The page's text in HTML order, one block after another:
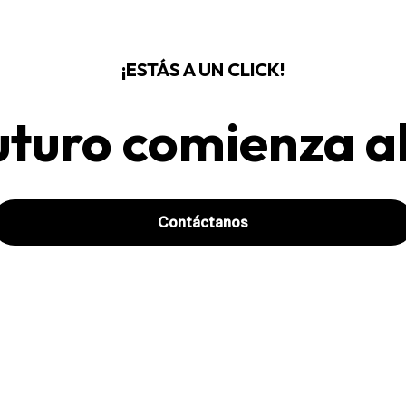
¡ESTÁS A UN CLICK!
comienza
Contáctanos